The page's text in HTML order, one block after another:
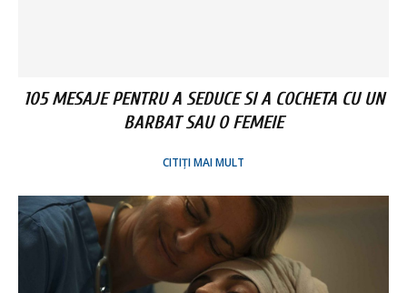
105 MESAJE PENTRU A SEDUCE SI A COCHETA CU UN
BARBAT SAU O FEMEIE
CITIȚI MAI MULT